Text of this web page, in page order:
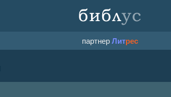
партнерЛитрес